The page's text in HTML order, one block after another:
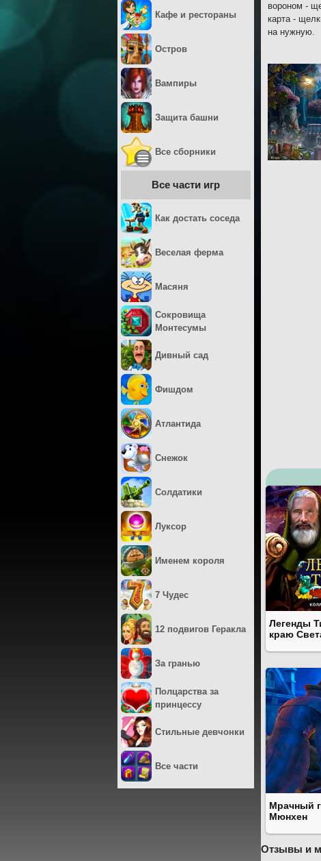
вороном -
карта -
на нужную.
Легенды
краю
Мрачный
Мюнхен
Отзывы и
Кафе и рестораны
Остров
Вампиры
Защита башни
Все сборники
Все части игр
Как достать соседа
Веселая ферма
Масяня
Сокровища
Монтесумы
Дивный сад
Фишдом
Атлантида
Снежок
Солдатики
Луксор
Именем короля
7 Чудес
12 подвигов Геракла
За гранью
Полцарства за
принцессу
Стильные девчонки
Все части